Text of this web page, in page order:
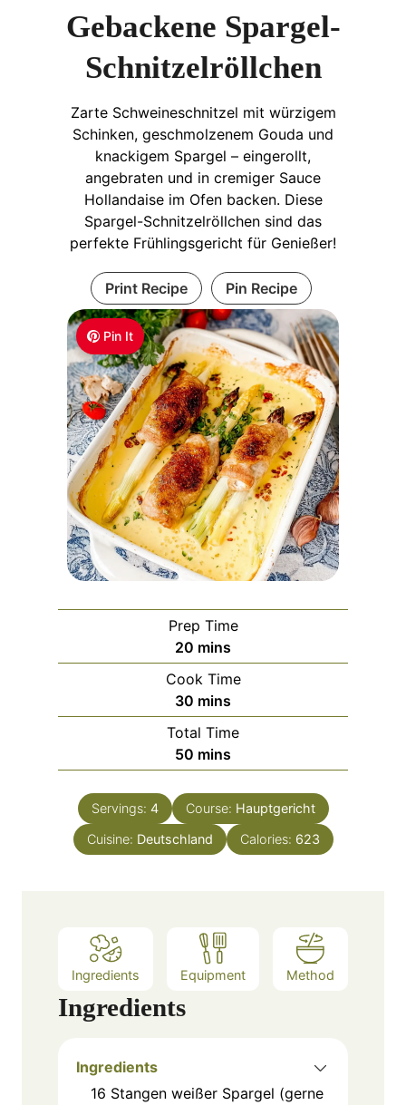
Pin It
Gebackene Spargel-
Schnitzelröllchen
Zarte Schweineschnitzel mit würzigem
Schinken, geschmolzenem Gouda und
knackigem Spargel – eingerollt,
angebraten und in cremiger Sauce
Hollandaise im Ofen backen. Diese
Spargel-Schnitzelröllchen sind das
perfekte Frühlingsgericht für Genießer!
Print Recipe Pin Recipe
Prep Time
20 m
i
n
u
t
e
s
mins
Cook Time
30 m
i
n
u
e
mins
Total Time
50 m
i
n
u
t
mins
Servings: 4 Course: Hauptgericht
Cuisine: Deutschland Calories: 623
Ingredients Equipment Method
Ingredients
Ingredients
16 Stangen weißer Spargel (gerne